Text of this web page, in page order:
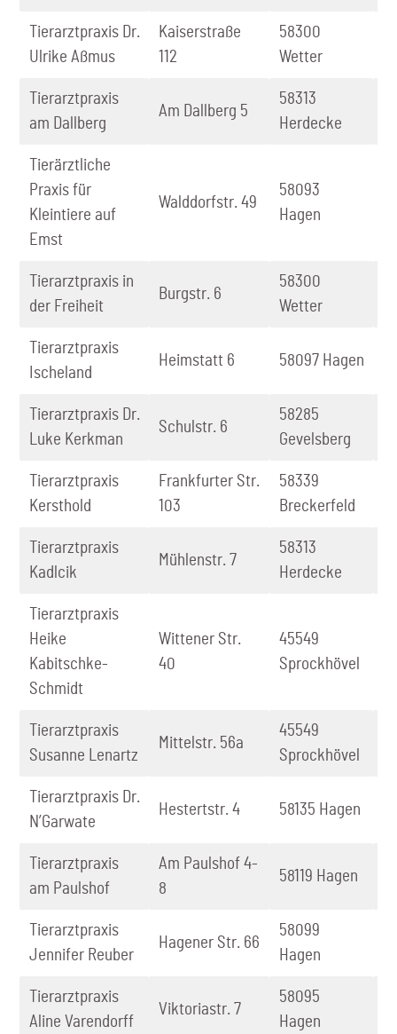
Tierarztpraxis Dr.
Ulrike Aßmus
Kaiserstraße
112
58300
Wetter
Tierarztpraxis
am Dallberg
Am Dallberg 5
58313
Herdecke
Tierärztliche
Praxis für
Kleintiere auf
Emst
Walddorfstr. 49
58093
Hagen
Tierarztpraxis in
der Freiheit
Burgstr. 6
58300
Wetter
Tierarztpraxis
Ischeland
Heimstatt 6 58097 Hagen
Tierarztpraxis Dr.
Luke Kerkman
Schulstr. 6
58285
Gevelsberg
Tierarztpraxis
Kersthold
Frankfurter Str.
103
58339
Breckerfeld
Tierarztpraxis
Kadlcik
Mühlenstr. 7
58313
Herdecke
Tierarztpraxis
Heike
Kabitschke-
Schmidt
Wittener Str.
40
45549
Sprockhövel
Tierarztpraxis
Susanne Lenartz
Mittelstr. 56a
45549
Sprockhövel
Tierarztpraxis Dr.
N’Garwate
Hestertstr. 4 58135 Hagen
Tierarztpraxis
am Paulshof
Am Paulshof 4-
8
58119 Hagen
Tierarztpraxis
Jennifer Reuber
Hagener Str. 66
58099
Hagen
Tierarztpraxis
Aline Varendorff
Viktoriastr. 7
58095
Hagen